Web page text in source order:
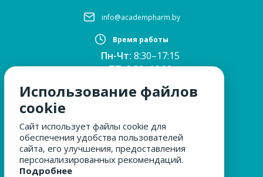
info@academpharm.by
Время работы
Пн-Чт: 8:30–17:15
ПТ:8:30–16:00
12:30–13:00
Сб, Вс:выходные
МЫ ЗА БЕЗОПАСНОСТЬ
Использование файлов
cookie
Сайт использует файлы cookie для
обеспечения удобства пользователей
сайта, его улучшения, предоставления
персонализированных рекомендаций.
Подробнее